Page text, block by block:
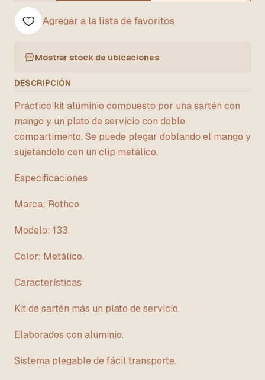
Agregar a la lista de favoritos
Mostrar stock de ubicaciones
DESCRIPCIÓN
Práctico kit aluminio compuesto por una sartén con
mango y un plato de servicio con doble
compartimento. Se puede plegar doblando el mango y
sujetándolo con un clip metálico.
Especificaciones
Marca: Rothco.
Modelo: 133.
Color: Metálico.
Características
Kit de sartén más un plato de servicio.
Elaborados con aluminio.
Sistema plegable de fácil transporte.